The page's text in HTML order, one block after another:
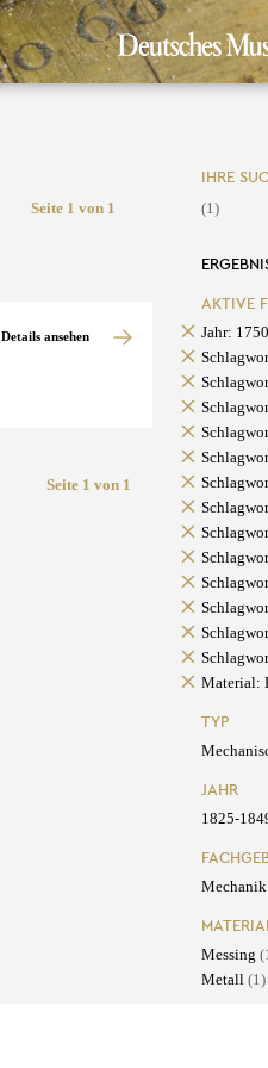
Seite 1 von 1
Details ansehen
Seite 1 von 1
IHRE
(1)
AKTIVE
Jahr:
Material:
TYP
JAHR
1825-
Mechanik
Messing
Metall (1)